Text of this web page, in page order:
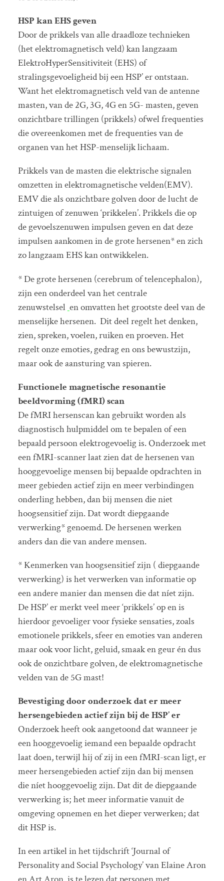
HSP kan EHS geven
Door de prikkels van alle draadloze technieken
(het elektromagnetisch veld) kan langzaam
ElektroHyperSensitiviteit (EHS) of
stralingsgevoeligheid bij een HSP’ er ontstaan.
Want het elektromagnetisch veld van de antenne
masten, van de 2G, 3G, 4G en 5G- masten, geven
onzichtbare trillingen (prikkels) ofwel frequenties
die overeenkomen met de frequenties van de
organen van het HSP-menselijk lichaam.
Prikkels van de masten die elektrische signalen
omzetten in elektromagnetische velden(EMV).
EMV die als onzichtbare golven door de lucht de
zintuigen of zenuwen ‘prikkelen’. Prikkels die op
de gevoelszenuwen impulsen geven en dat deze
impulsen aankomen in de grote hersenen* en zich
zo langzaam EHS kan ontwikkelen.
* De grote hersenen (cerebrum of telencephalon),
zijn een onderdeel van het centrale
zenuwstelsel en omvatten het grootste deel van de
menselijke hersenen. Dit deel regelt het denken,
zien, spreken, voelen, ruiken en proeven. Het
regelt onze emoties, gedrag en ons bewustzijn,
maar ook de aansturing van spieren.
Functionele magnetische resonantie
beeldvorming (fMRI) scan
De fMRI hersenscan kan gebruikt worden als
diagnostisch hulpmiddel om te bepalen of een
bepaald persoon elektrogevoelig is.Onderzoek met
een fMRI-scanner laat zien dat de hersenen van
hooggevoelige mensen bij bepaalde opdrachten in
meer gebieden actief zijn en meer verbindingen
onderling hebben, dan bij mensen die niet
hoogsensitief zijn. Dat wordt diepgaande
verwerking* genoemd. De hersenen werken
anders dan die van andere mensen.
* Kenmerken van hoogsensitief zijn ( diepgaande
verwerking) is het verwerken van informatie op
een andere manier dan mensen die dat níet zijn.
De HSP’ er merkt veel meer ‘prikkels’ op en is
hierdoor gevoeliger voor fysieke sensaties, zoals
emotionele prikkels, sfeer en emoties van anderen
maar ook voor licht, geluid, smaak en geur én dus
ook de onzichtbare golven, de elektromagnetische
velden van de 5G mast!
Bevestiging door onderzoek dat er meer
hersengebieden actief zijn bij de HSP’ er
Onderzoek heeft ook aangetoond dat wanneer je
een hooggevoelig iemand een bepaalde opdracht
laat doen, terwijl hij of zij in een fMRI-scan ligt, er
meer hersengebieden actief zijn dan bij mensen
die níet hooggevoelig zijn. Dat dit de diepgaande
verwerking is; het meer informatie vanuit de
omgeving opnemen en het dieper verwerken; dat
dit HSP is.
In een artikel in het tijdschrift ‘Journal of
Personality and Social Psychology’ van Elaine Aron